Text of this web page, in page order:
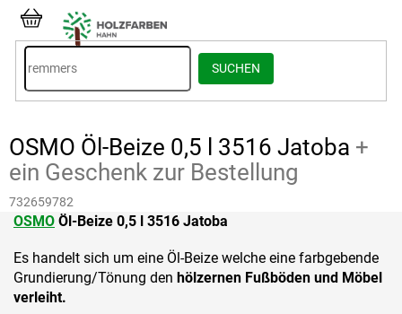
Inhalt
springen
SUCHEN
WARENKORB
OSMO Öl-Beize 0,5 l 3516 Jatoba +
ein Geschenk zur Bestellung
732659782
OSMO Öl-Beize 0,5 l 3516 Jatoba
Es handelt sich um eine Öl-Beize welche eine farbgebende
Grundierung/Tönung den hölzernen Fußböden und Möbel
verleiht.